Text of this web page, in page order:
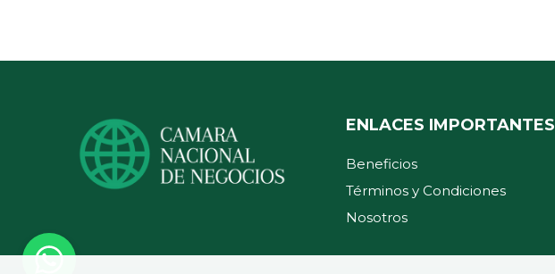
ENLACES IMPORTANTES
Beneficios
Términos y Condiciones
Nosotros